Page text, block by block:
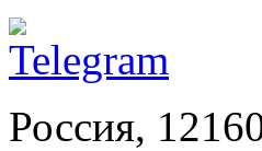
Россия,